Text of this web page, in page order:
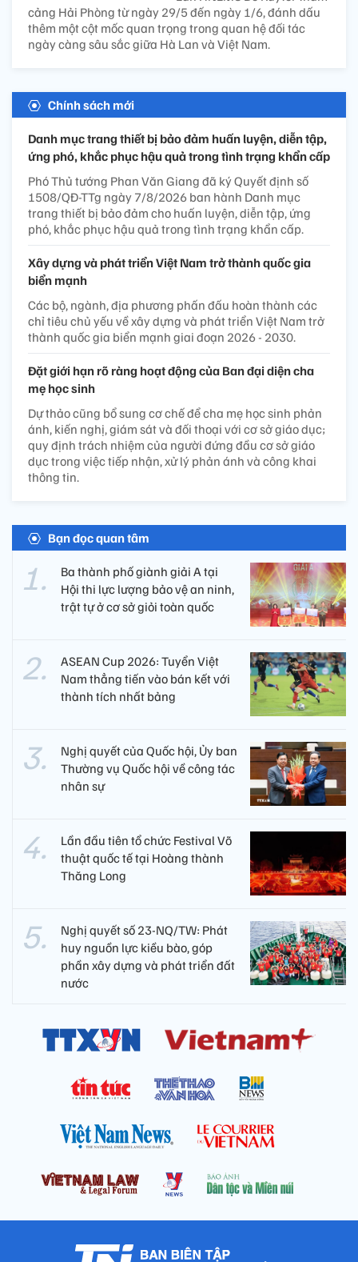
cảng Hải Phòng từ ngày 29/5 đến ngày 1/6, đánh dấu
thêm một cột mốc quan trọng trong quan hệ đối tác
ngày càng sâu sắc giữa Hà Lan và Việt Nam.
Chính sách mới
Danh mục trang thiết bị bảo đảm huấn luyện, diễn tập,
ứng phó, khắc phục hậu quả trong tình trạng khẩn cấp
Phó Thủ tướng Phan Văn Giang đã ký Quyết định số
1508/QĐ-TTg ngày 7/8/2026 ban hành Danh mục
trang thiết bị bảo đảm cho huấn luyện, diễn tập, ứng
phó, khắc phục hậu quả trong tình trạng khẩn cấp.
Xây dựng và phát triển Việt Nam trở thành quốc gia
biển mạnh
Các bộ, ngành, địa phương phấn đấu hoàn thành các
chỉ tiêu chủ yếu về xây dựng và phát triển Việt Nam trở
thành quốc gia biển mạnh giai đoạn 2026 - 2030.
Đặt giới hạn rõ ràng hoạt động của Ban đại diện cha
mẹ học sinh
Dự thảo cũng bổ sung cơ chế để cha mẹ học sinh phản
ánh, kiến nghị, giám sát và đối thoại với cơ sở giáo dục;
quy định trách nhiệm của người đứng đầu cơ sở giáo
dục trong việc tiếp nhận, xử lý phản ánh và công khai
thông tin.
Bạn đọc quan tâm
Ba thành phố giành giải A tại
Hội thi lực lượng bảo vệ an ninh,
trật tự ở cơ sở giỏi toàn quốc
ASEAN Cup 2026: Tuyển Việt
Nam thẳng tiến vào bán kết với
thành tích nhất bảng
Nghị quyết của Quốc hội, Ủy ban
Thường vụ Quốc hội về công tác
nhân sự
Lần đầu tiên tổ chức Festival Võ
thuật quốc tế tại Hoàng thành
Thăng Long
Nghị quyết số 23-NQ/TW: Phát
huy nguồn lực kiều bào, góp
phần xây dựng và phát triển đất
nước